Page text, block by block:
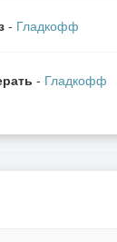
- Гладкофф
- Гладкофф